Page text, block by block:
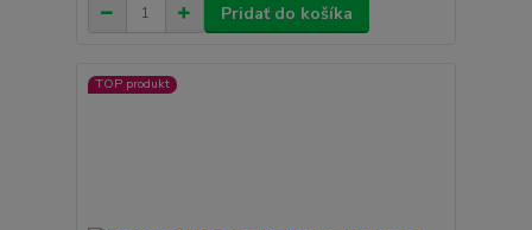
Pridať do košíka
TOP produkt